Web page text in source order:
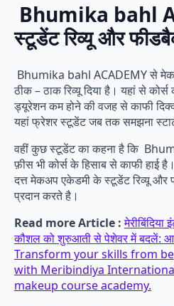
Bhumika bahl
स्टूडेंट रिव्यू और
Bhumika bahl ACADEMY से
ठीक – ठाक रिव्यू दिया है। यहां से
ड्यूरेशन कम होने की वजह से काफी
यहां फ्रेशर स्टूडेंट जब तक समझना
वहीं कुछ स्टूडेंट का कहना है कि
फ़ीस भी कोर्स के हिसाब से काफी हाई
दत्त मेकअप एकेडमी के स्टूडेंट रिव्यू और
प्रदान करते है।
Read more Article :
कौशल को शुरुआती से पेशेवर में बदलें:
Transform your skills from
with Meribindiya
makeup course academy.